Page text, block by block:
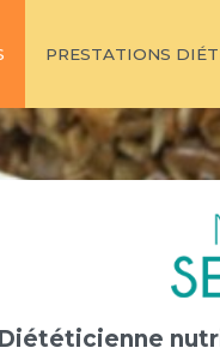
PRESTATIONS
Diététicienne